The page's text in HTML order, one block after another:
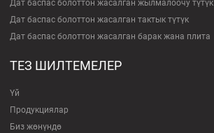
Дат баспас болоттон жасалган жылмалоочу түтүк
Дат баспас болоттон жасалган тактык түтүк
Дат баспас болоттон жасалган барак жана плита
ТЕЗ ШИЛТЕМЕЛЕР
Үй
Продукциялар
Биз жөнүндө